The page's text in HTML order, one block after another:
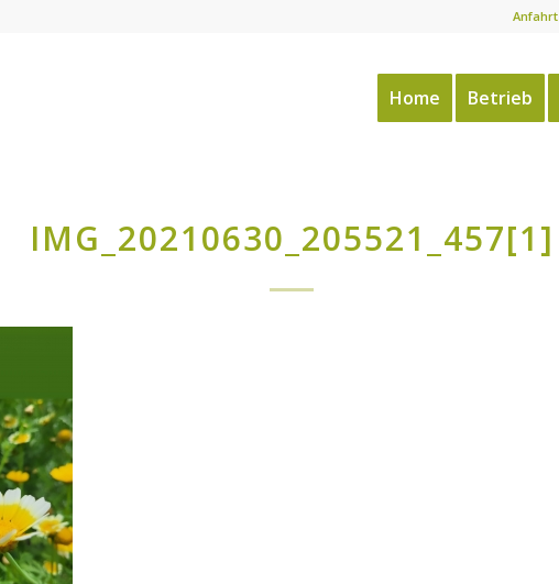
Anfahrt
Home Betrieb
IMG_20210630_205521_457[1]